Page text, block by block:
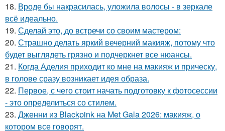
18. Вроде бы накрасилась, уложила волосы - в зеркале
всё идеально.
19. Сделай это, до встречи со своим мастером:
20. Страшно делать яркий вечерний макияж, потому что
будет выглядеть грязно и подчеркнет все нюансы.
21. Когда Аделия приходит ко мне на макияж и прическу,
в голове сразу возникает идея образа.
22. Первое, с чего стоит начать подготовку к фотосессии
- это определиться со стилем.
23. Дженни из Blackpink на Met Gala 2026: макияж, о
котором все говорят.